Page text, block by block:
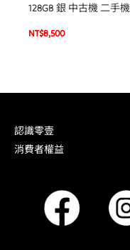
128GB 銀 中古機 二手機
福利機 #09826
NT$8,500
認識零壹
消費者權益